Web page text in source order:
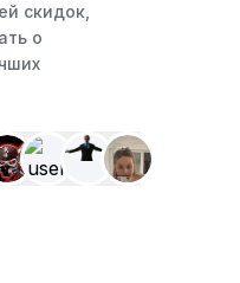
делятся со своими
кодами скидок или
интернет-
такими
для участников,
скидок,
о